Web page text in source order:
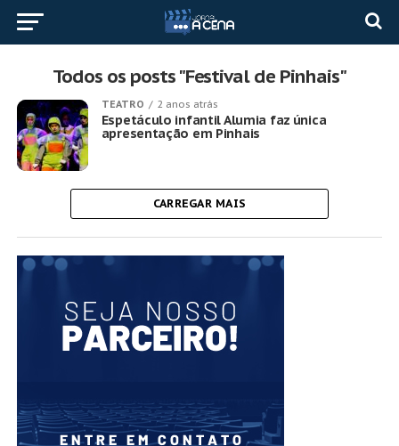
Todos os posts "Festival de Pinhais"
TEATRO 2 anos atrás
Espetáculo infantil Alumia faz única
apresentação em Pinhais
CARREGAR MAIS